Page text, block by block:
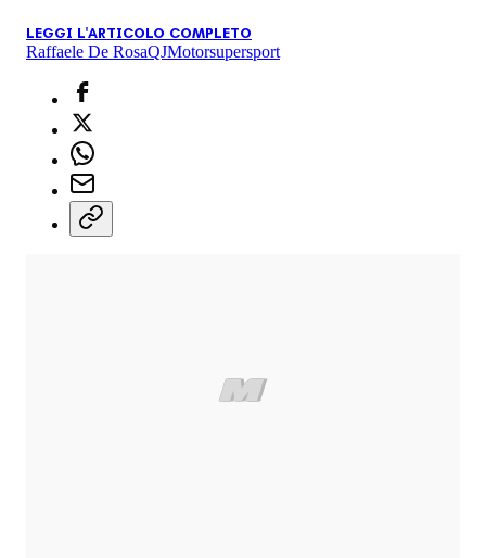
LEGGI L'ARTICOLO COMPLETO
Raffaele De RosaQJMotorsupersport